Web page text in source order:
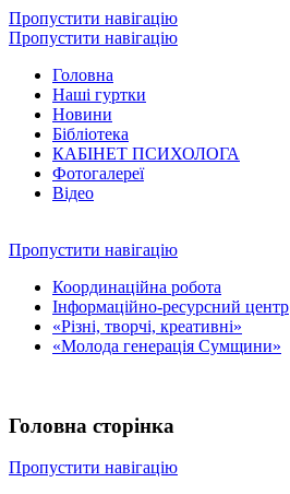
Пропустити навігацію
Пропустити навігацію
Головна
Наші гуртки
Новини
Бібліотека
КАБІНЕТ ПСИХОЛОГА
Фотогалереї
Відео
Пропустити навігацію
Координаційна робота
Інформаційно-ресурсний центр
«Різні, творчі, креативні»
«Молода генерація Сумщини»
Головна сторінка
Пропустити навігацію